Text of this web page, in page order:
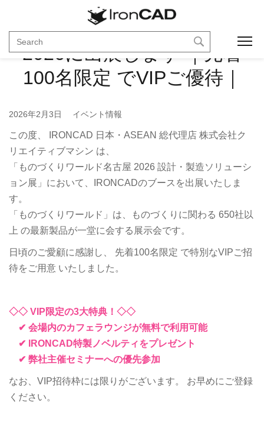
【2026/4/8-10】DMS名古屋
2026に出展します ｜先着
100名限定 でVIPご優待｜
2026年2月3日 イベント情報
この度、 IRONCAD 日本・ASEAN 総代理店 株式会社ク
リエイティブマシン は、
「ものづくりワールド名古屋 2026 設計・製造ソリューシ
ョン展」において、IRONCADのブースを出展いたしま
す。
「ものづくりワールド」は、ものづくりに関わる 650社以
上 の最新製品が一堂に会する展示会です。
日頃のご愛顧に感謝し、 先着100名限定 で特別なVIPご招
待をご用意 いたしました。
◇◇ VIP限定の3大特典！◇◇
✔ 会場内のカフェラウンジが無料で利用可能
✔ IRONCAD特製ノベルティをプレゼント
✔ 弊社主催セミナーへの優先参加
なお、VIP招待枠には限りがございます。 お早めにご登録
ください。